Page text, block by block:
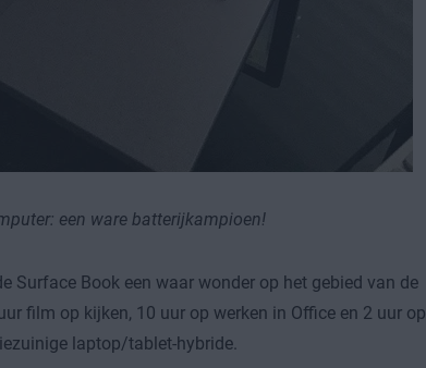
een ware batterijkampioen!
Surface Book een waar wonder op het gebied van de
film op kijken, 10 uur op werken in Office en 2 uur op
laptop/tablet-hybride.